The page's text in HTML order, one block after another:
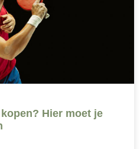
Hier moet je